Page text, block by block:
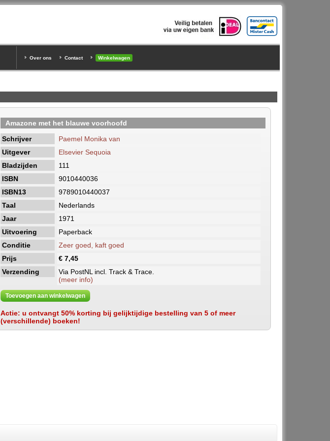
Over ons
Contact Winkelwagen
Amazone met het blauwe voorhoofd
Schrijver
Paemel Monika van
Uitgever
Elsevier Sequoia
Bladzijden
111
ISBN
9010440036
ISBN13
9789010440037
Taal
Nederlands
Jaar
1971
Uitvoering
Paperback
Conditie
Zeer goed, kaft goed
Prijs
€ 7,45
Verzending
Via PostNL incl. Track & Trace.
(meer info)
Toevoegen aan winkelwagen
Actie: u ontvangt 50% korting bij gelijktijdige bestelling van 5 of meer
(verschillende) boeken!